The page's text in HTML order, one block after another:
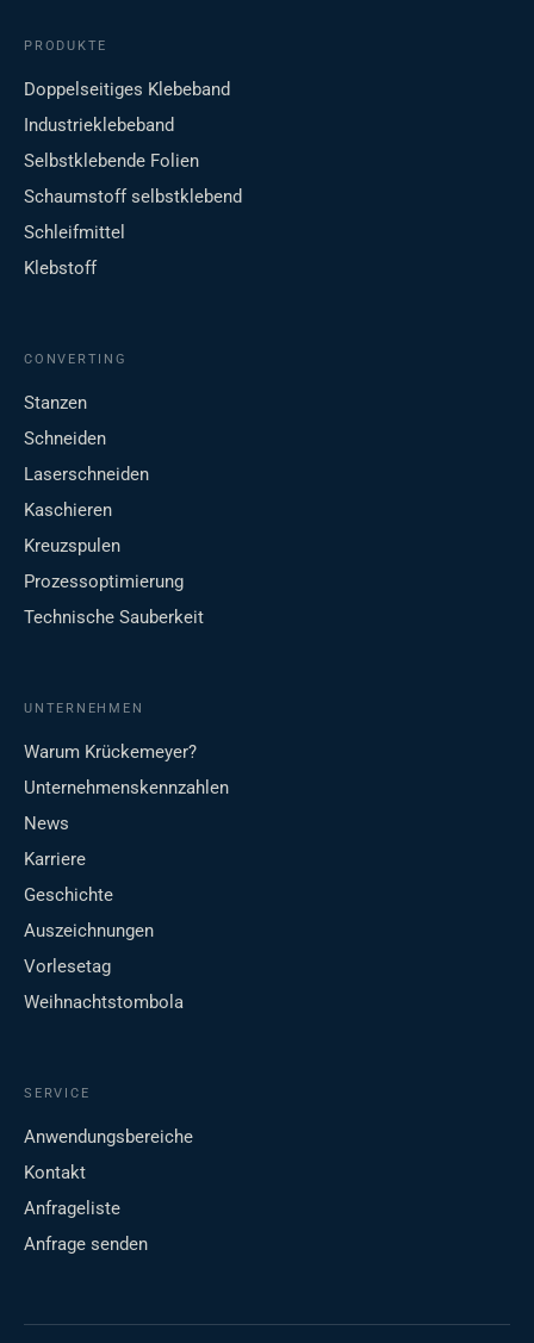
PRODUKTE
Doppelseitiges Klebeband
Industrieklebeband
Selbstklebende Folien
Schaumstoff selbstklebend
Schleifmittel
Klebstoff
CONVERTING
Stanzen
Schneiden
Laserschneiden
Kaschieren
Kreuzspulen
Prozessoptimierung
Technische Sauberkeit
UNTERNEHMEN
Warum Krückemeyer?
Unternehmenskennzahlen
News
Karriere
Geschichte
Auszeichnungen
Vorlesetag
Weihnachtstombola
SERVICE
Anwendungsbereiche
Kontakt
Anfrageliste
Anfrage senden